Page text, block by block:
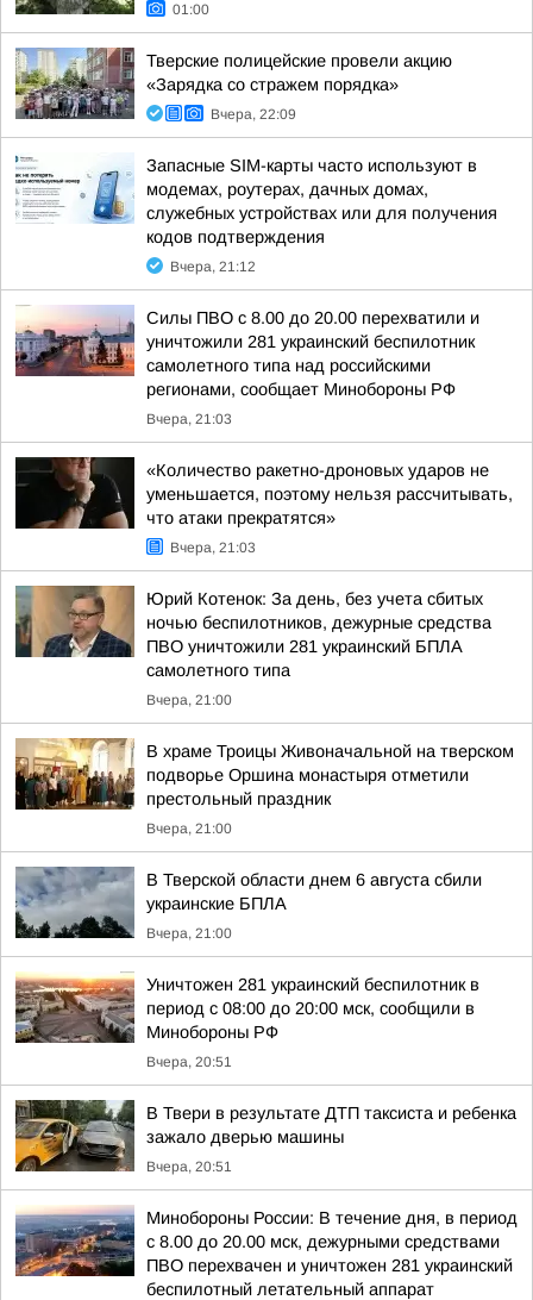
01:00
Тверские полицейские провели акцию
«Зарядка со стражем порядка»
Вчера, 22:09
Запасные SIM-карты часто используют в
модемах, роутерах, дачных домах,
служебных устройствах или для получения
кодов подтверждения
Вчера, 21:12
Силы ПВО с 8.00 до 20.00 перехватили и
уничтожили 281 украинский беспилотник
самолетного типа над российскими
регионами, сообщает Минобороны РФ
Вчера, 21:03
«Количество ракетно-дроновых ударов не
уменьшается, поэтому нельзя рассчитывать,
что атаки прекратятся»
Вчера, 21:03
Юрий Котенок: За день, без учета сбитых
ночью беспилотников, дежурные средства
ПВО уничтожили 281 украинский БПЛА
самолетного типа
Вчера, 21:00
В храме Троицы Живоначальной на тверском
подворье Оршина монастыря отметили
престольный праздник
Вчера, 21:00
В Тверской области днем 6 августа сбили
украинские БПЛА
Вчера, 21:00
Уничтожен 281 украинский беспилотник в
период с 08:00 до 20:00 мск, сообщили в
Минобороны РФ
Вчера, 20:51
В Твери в результате ДТП таксиста и ребенка
зажало дверью машины
Вчера, 20:51
Минобороны России: В течение дня, в период
с 8.00 до 20.00 мск, дежурными средствами
ПВО перехвачен и уничтожен 281 украинский
беспилотный летательный аппарат